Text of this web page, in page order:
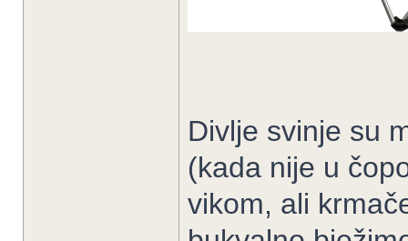
Divlje svinje su
(kada nije u
vikom, ali